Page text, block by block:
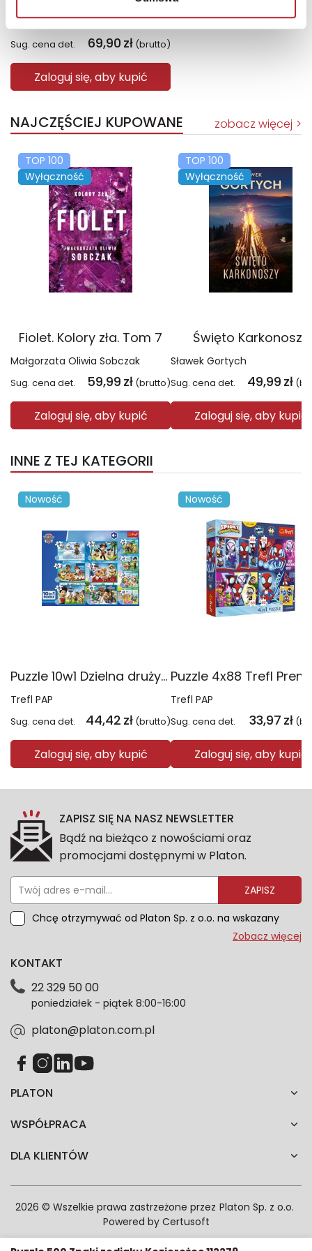
Bright Junior Media
Sug. cena det. 69,90 zł (brutto)
Zaloguj się, aby kupić
NAJCZĘŚCIEJ KUPOWANE zobacz więcej
TOP 100
Wyłączność
Fiolet. Kolory zła. Tom 7
Małgorzata Oliwia Sobczak
Sug. cena det. 59,99 zł (brutto)
Zaloguj się, aby kupić
TOP 100
Wyłączność
Święto Karkonoszy
Sławek Gortych
Sug. cena det. 49,99 zł
Zaloguj się, aby kupić
INNE Z TEJ KATEGORII
Nowość
Puzzle 10w1 Dzielna drużyna Psiego Patrolu 96012
Trefl PAP
Sug. cena det. 44,42 zł (brutto)
Zaloguj się, aby kupić
Nowość
Trefl PAP
Sug. cena det. 33,97 zł
Zaloguj się, aby kupić
ZAPISZ SIĘ NA NASZ NEWSLETTER
Bądź na bieżąco z nowościami oraz
promocjami dostępnymi w Platon.
ZAPISZ
Chcę otrzymywać od Platon Sp. z o.o. na wskazany
przeze mnie adres e-mail informacje marketingowe
dotyczące danych osobowych znajdziesz w naszej
każdym czasie. Wycofanie zgody nie wpłynie na
zgodność z prawem przetwarzania dokonanego przed
Zobacz więcej
PLATON
WSPÓŁPRACA
DLA KLIENTÓW
KONTAKT
22 329 50 00
poniedziałek - piątek 8:00-16:00
platon@platon.com.pl
2026 © Wszelkie prawa zastrzeżone przez Platon Sp. z o.o.
Powered by Certusoft